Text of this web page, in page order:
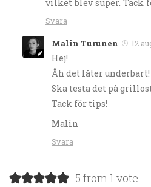
vilket blev super. Tack
Svara
Malin Turunen 12
Hej!
Åh det låter
Ska testa det på
Tack för tips!
Malin
Svara
5 from 1 vote